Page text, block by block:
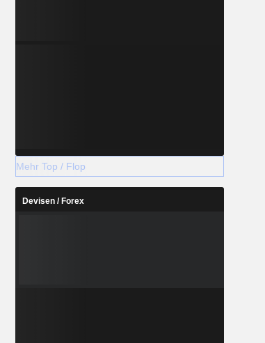
Mehr Top / Flop
Devisen / Forex